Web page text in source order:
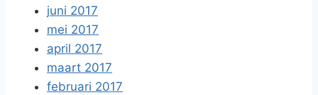
juni 2017
mei 2017
april 2017
maart 2017
februari 2017